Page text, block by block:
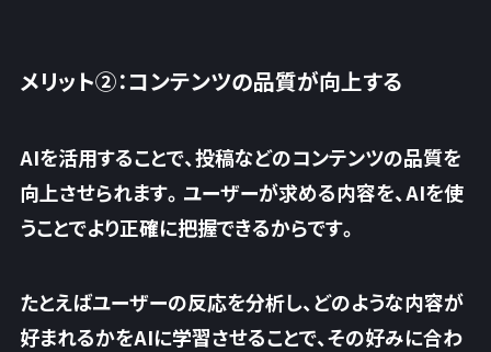
メリット②：コンテンツの品質が向上する
AIを活用することで、投稿などのコンテンツの品質を
向上させられます。ユーザーが求める内容を、AIを使
うことでより正確に把握できるからです。
たとえばユーザーの反応を分析し、どのような内容が
好まれるかをAIに学習させることで、その好みに合わ